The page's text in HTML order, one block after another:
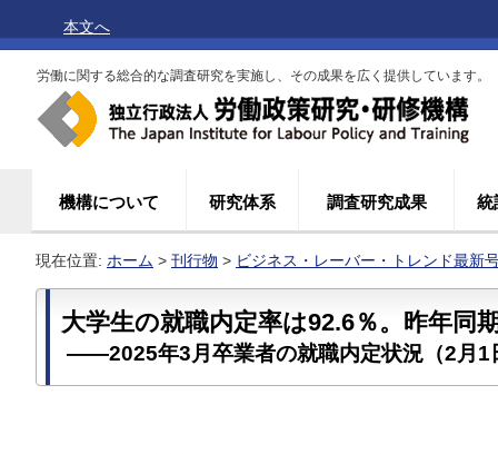
本文へ
労働に関する総合的な調査研究を実施し、その成果を広く提供しています。
機構について 研究体系 調査研究成果 統
現在位置: ホーム > 刊行物 > ビジネス・レーバー・トレンド最新
大学生の就職内定率は92.6％。昨年同
――2025年3月卒業者の就職内定状況（2月1